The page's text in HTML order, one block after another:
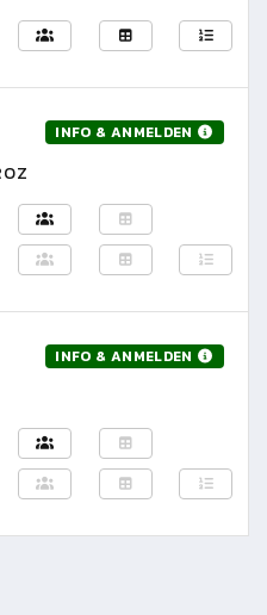
INFO & ANMELDEN
INFO & ANMELDEN